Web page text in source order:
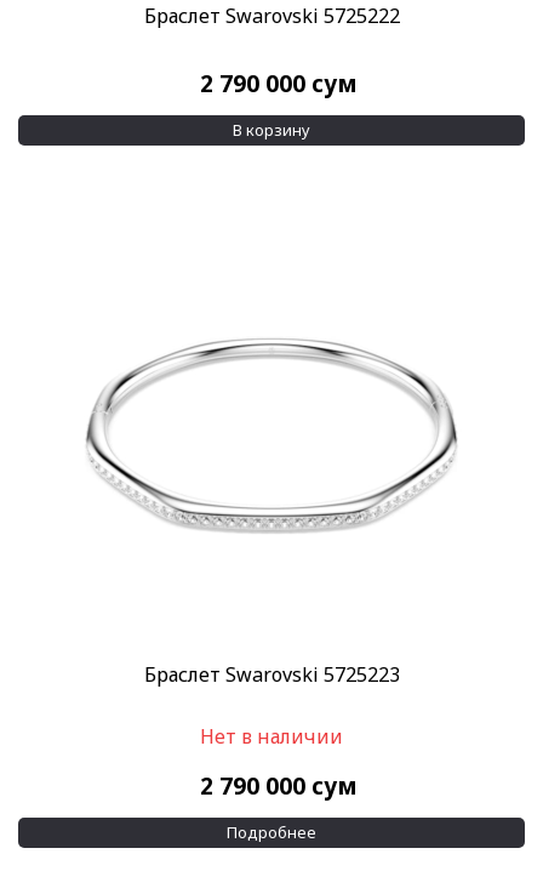
Браслет Swarovski 5725222
2 790 000 сум
В корзину
Браслет Swarovski 5725223
Нет в наличии
2 790 000 сум
Подробнее